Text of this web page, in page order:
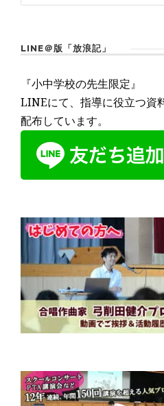
LINE＠版「放浪記」
『小中学校の先生限定』
LINEにて、指導に役立つ資
配布しています。